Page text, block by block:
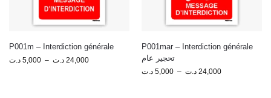
P001m – Interdiction générale
5,000 د.ت – 24,000 د.ت
P001mar – Interdiction générale
تحجير عام
5,000 د.ت – 24,000 د.ت